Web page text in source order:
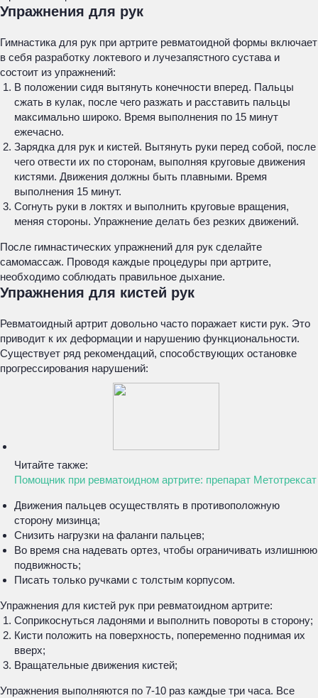
Упражнения для рук
Гимнастика для рук при артрите ревматоидной формы включает
в себя разработку локтевого и лучезапястного сустава и
состоит из упражнений:
В положении сидя вытянуть конечности вперед. Пальцы
сжать в кулак, после чего разжать и расставить пальцы
максимально широко. Время выполнения по 15 минут
ежечасно.
Зарядка для рук и кистей. Вытянуть руки перед собой, после
чего отвести их по сторонам, выполняя круговые движения
кистями. Движения должны быть плавными. Время
выполнения 15 минут.
Согнуть руки в локтях и выполнить круговые вращения,
меняя стороны. Упражнение делать без резких движений.
После гимнастических упражнений для рук сделайте
самомассаж. Проводя каждые процедуры при артрите,
необходимо соблюдать правильное дыхание.
Упражнения для кистей рук
Ревматоидный артрит довольно часто поражает кисти рук. Это
приводит к их деформации и нарушению функциональности.
Существует ряд рекомендаций, способствующих остановке
прогрессирования нарушений:
Читайте также:
Помощник при ревматоидном артрите: препарат Метотрексат
Движения пальцев осуществлять в противоположную
сторону мизинца;
Снизить нагрузки на фаланги пальцев;
Во время сна надевать ортез, чтобы ограничивать излишнюю
подвижность;
Писать только ручками с толстым корпусом.
Упражнения для кистей рук при ревматоидном артрите:
Соприкоснуться ладонями и выполнить повороты в сторону;
Кисти положить на поверхность, попеременно поднимая их
вверх;
Вращательные движения кистей;
Упражнения выполняются по 7-10 раз каждые три часа. Все